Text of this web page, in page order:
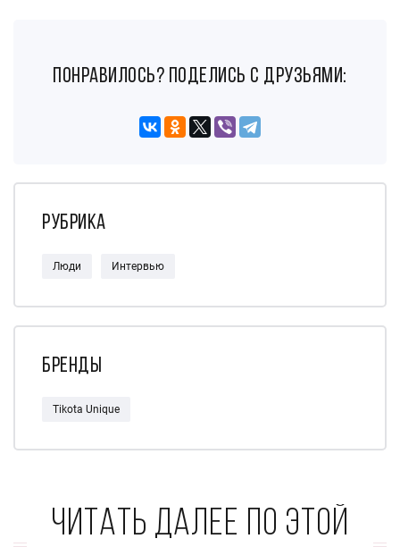
понравилось? поделись с друзьями:
Рубрика
Люди Интервью
Бренды
Tikota Unique
Читать далее по этой